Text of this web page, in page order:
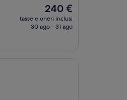
Il
prezzo
attuale
240 €
tasse e oneri inclusi
30 ago - 31 ago